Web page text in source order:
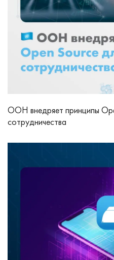
ООН внедряет принципы
сотрудничества